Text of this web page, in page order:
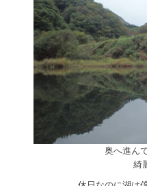
奥へ進ん
綺